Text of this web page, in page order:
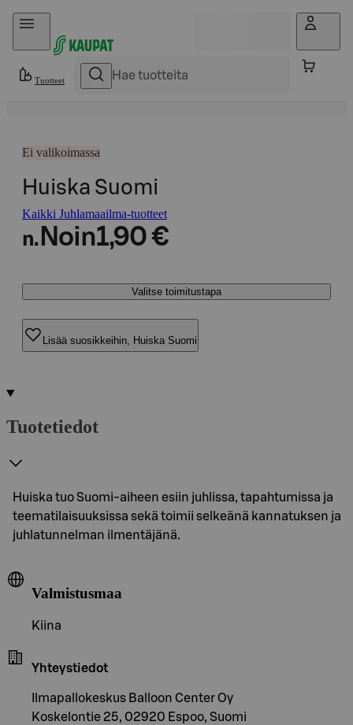
Hyppää sisältöön
Tuotteet
Ei valikoimassa
Huiska Suomi
Kaikki Juhlamaailma-tuotteet
n. Noin1,90 €
Valitse toimitustapa
Lisää suosikkeihin, Huiska Suomi
Tuotetiedot
Huiska tuo Suomi-aiheen esiin juhlissa, tapahtumissa ja
teematilaisuuksissa sekä toimii selkeänä kannatuksen ja
juhlatunnelman ilmentäjänä.
Valmistusmaa
Kiina
Yhteystiedot
Ilmapallokeskus Balloon Center Oy
Koskelontie 25, 02920 Espoo, Suomi